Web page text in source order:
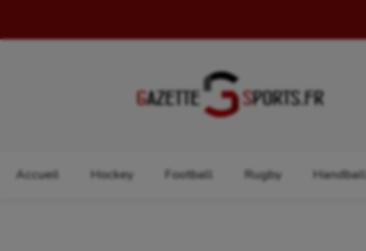
Accueil Hockey Football Rugby Handball